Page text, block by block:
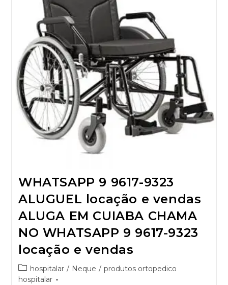
WHATSAPP 9 9617-9323
ALUGUEL locação e vendas
ALUGA EM CUIABA CHAMA
NO WHATSAPP 9 9617-9323
locação e vendas
hospitalar / Neque / produtos ortopedico
hospitalar